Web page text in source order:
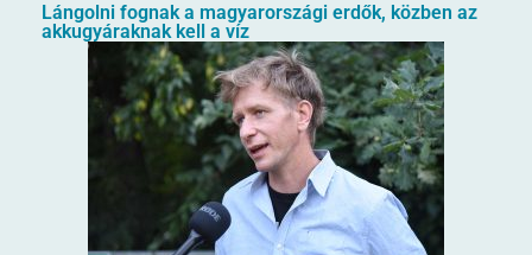
Lángolni fognak a magyarországi erdők, közben az
akkugyáraknak kell a víz